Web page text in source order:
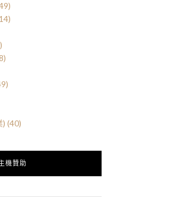
(40)
機贊助